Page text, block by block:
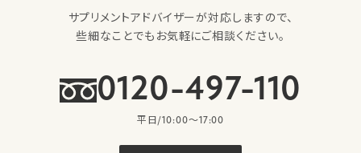
サプリメントアドバイザーが対応しますので、
些細なことでもお気軽にご相談ください。
0120-497-110
平日/10:00〜17:00